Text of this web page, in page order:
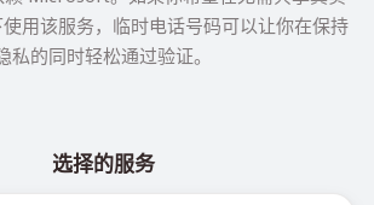
用该服务，临时电话号码可以让你在保持
私的同时轻松通过验证。
选择的服务